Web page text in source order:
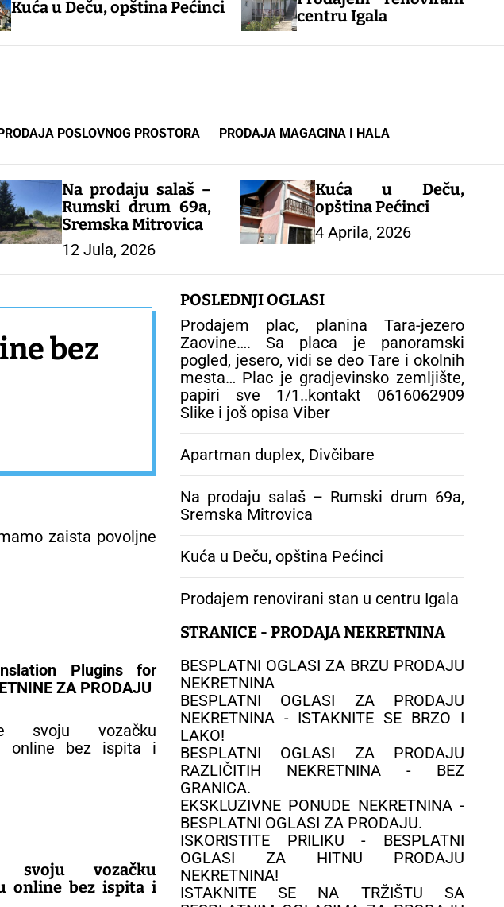
opština Pećinci
centru Igala
POSLOVNOG PROSTORA
PRODAJA MAGACINA I HALA
Na prodaju salaš –
Rumski drum 69a,
Sremska Mitrovica
12 Jula, 2026
Kuća u Deču,
opština Pećinci
4 Aprila, 2026
bez
zaista povoljne
Plugins for
ZA PRODAJU
svoju vozačku
online bez ispita i
POSLEDNJI OGLASI
Prodajem plac, planina Tara-jezero
Zaovine…. Sa placa je panoramski
pogled, jesero, vidi se deo Tare i okolnih
mesta… Plac je gradjevinsko zemljište,
papiri sve 1/1..kontakt 0616062909
Slike i još opisa Viber
Apartman duplex, Divčibare
Na prodaju salaš – Rumski drum 69a,
Sremska Mitrovica
Kuća u Deču, opština Pećinci
Prodajem renovirani stan u centru Igala
STRANICE - PRODAJA NEKRETNINA
BESPLATNI OGLASI ZA BRZU PRODAJU
NEKRETNINA
BESPLATNI OGLASI ZA PRODAJU
NEKRETNINA - ISTAKNITE SE BRZO I
LAKO!
BESPLATNI OGLASI ZA PRODAJU
RAZLIČITIH NEKRETNINA - BEZ
GRANICA.
EKSKLUZIVNE PONUDE NEKRETNINA -
BESPLATNI OGLASI ZA PRODAJU.
ISKORISTITE PRILIKU - BESPLATNI
OGLASI ZA HITNU PRODAJU
NEKRETNINA!
ISTAKNITE SE NA TRŽIŠTU SA